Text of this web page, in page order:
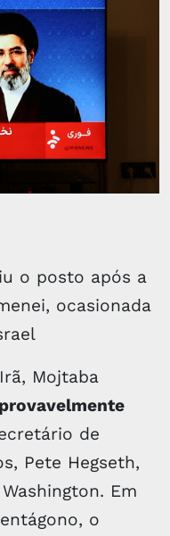
o posto após a
ocasionada
Mojtaba
provavelmente
de
Pete Hegseth,
Em
o